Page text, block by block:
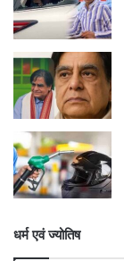
धर्म एवं ज्योतिष